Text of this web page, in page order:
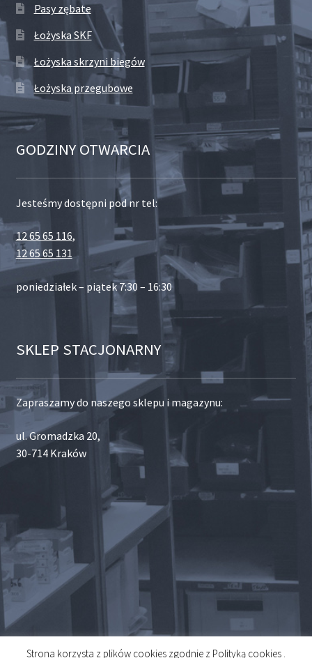
Pasy zębate
Łożyska SKF
Łożyska skrzyni biegów
Łożyska przegubowe
GODZINY OTWARCIA
Jesteśmy dostępni pod nr tel:
12 65 65 116,
12 65 65 131
poniedziałek – piątek 7:30 – 16:30
SKLEP STACJONARNY
Zapraszamy do naszego sklepu i magazynu:
ul. Gromadzka 20,
30-714 Kraków
Strona korzysta z plików cookies zgodnie z Polityką cookies .